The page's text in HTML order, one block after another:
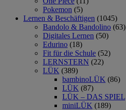
Pokemon (5)
Lernen & Beschäftigen (1045)
Bandolo & Bandolino (63)
Digitales Lernen (50)
Edurino (18)
Fit für die Schule (52)
LERNSTERN (22)
LÜK (389)
bambinoLÜK (86)
LÜK (87)
LÜK – DAS SPIEL
miniLÜK (189)